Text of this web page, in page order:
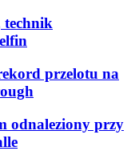
technik
przelotu na
odnaleziony przy